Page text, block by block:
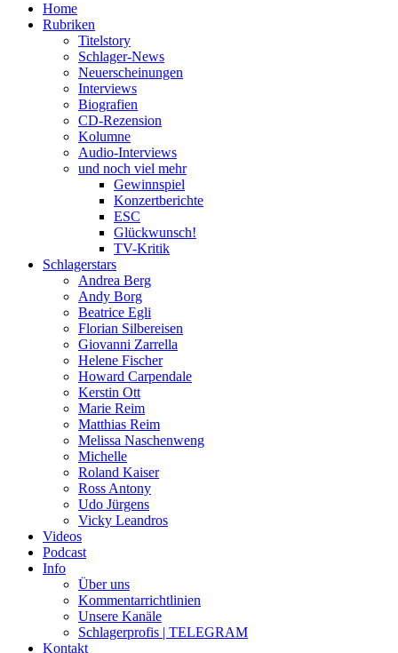
Home
Rubriken
Titelstory
Schlager-News
Neuerscheinungen
Interviews
Biografien
CD-Rezension
Kolumne
Audio-Interviews
und noch viel mehr
Gewinnspiel
Konzertberichte
ESC
Glückwunsch!
TV-Kritik
Schlagerstars
Andrea Berg
Andy Borg
Beatrice Egli
Florian Silbereisen
Giovanni Zarrella
Helene Fischer
Howard Carpendale
Kerstin Ott
Marie Reim
Matthias Reim
Melissa Naschenweng
Michelle
Roland Kaiser
Ross Antony
Udo Jürgens
Vicky Leandros
Videos
Podcast
Info
Über uns
Kommentarrichtlinien
Unsere Kanäle
Schlagerprofis | TELEGRAM
Kontakt